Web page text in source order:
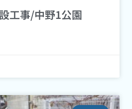
工事/中野1公園